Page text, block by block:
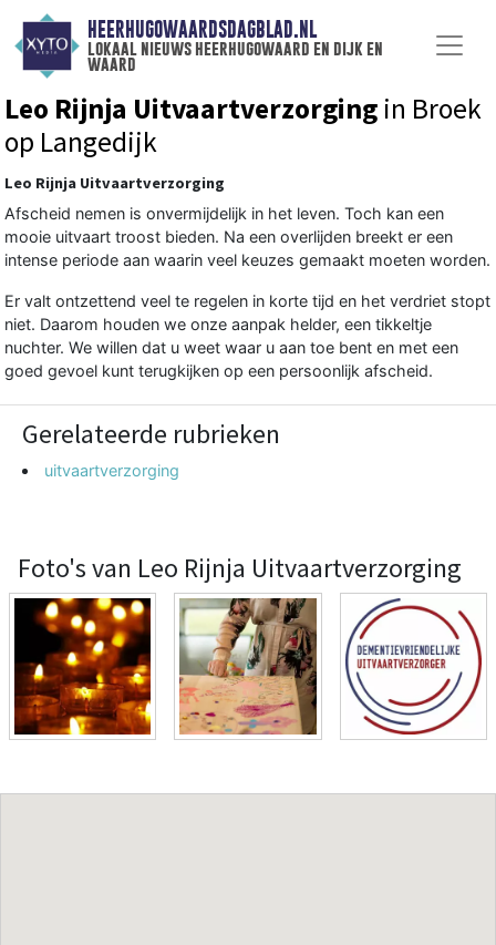
HEERHUGOWAARDSDAGBLAD.NL
lokaal nieuws heerhugowaard en dijk en
waard
Leo Rijnja Uitvaartverzorging in Broek
op Langedijk
Leo Rijnja Uitvaartverzorging
Afscheid nemen is onvermijdelijk in het leven. Toch kan een
mooie uitvaart troost bieden. Na een overlijden breekt er een
intense periode aan waarin veel keuzes gemaakt moeten worden.
Er valt ontzettend veel te regelen in korte tijd en het verdriet stopt
niet. Daarom houden we onze aanpak helder, een tikkeltje
nuchter. We willen dat u weet waar u aan toe bent en met een
goed gevoel kunt terugkijken op een persoonlijk afscheid.
Gerelateerde rubrieken
uitvaartverzorging
Foto's van Leo Rijnja Uitvaartverzorging